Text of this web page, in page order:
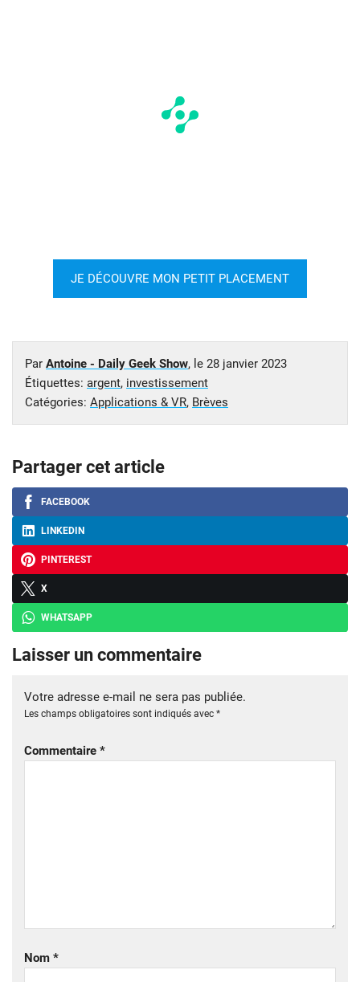
JE DÉCOUVRE MON PETIT PLACEMENT
Par Antoine - Daily Geek Show, le 28 janvier 2023
Étiquettes: argent, investissement
Catégories: Applications & VR, Brèves
Partager cet article
FACEBOOK
LINKEDIN
PINTEREST
X
WHATSAPP
Laisser un commentaire
Votre adresse e-mail ne sera pas publiée.
Les champs obligatoires sont indiqués avec *
Commentaire *
Nom *